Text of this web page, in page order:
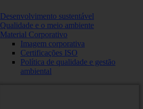
Desenvolvimento sustentável
Qualidade e o meio ambiente
Material Corporativo
Imagem corporativa
Certificações ISO
Política de qualidade e gestão
ambiental